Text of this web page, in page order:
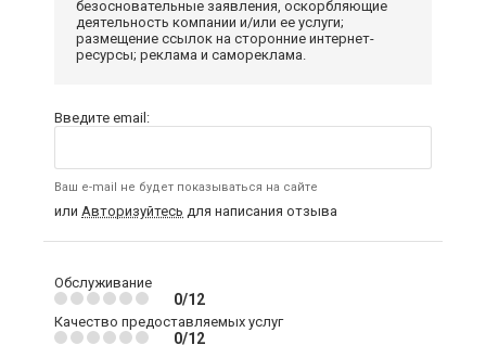
безосновательные заявления, оскорбляющие
деятельность компании и/или ее услуги;
размещение ссылок на сторонние интернет-
ресурсы; реклама и самореклама.
Введите email:
Ваш e-mail не будет показываться на сайте
или Авторизуйтесь для написания отзыва
Обслуживание
0/12
Качество предоставляемых услуг
0/12